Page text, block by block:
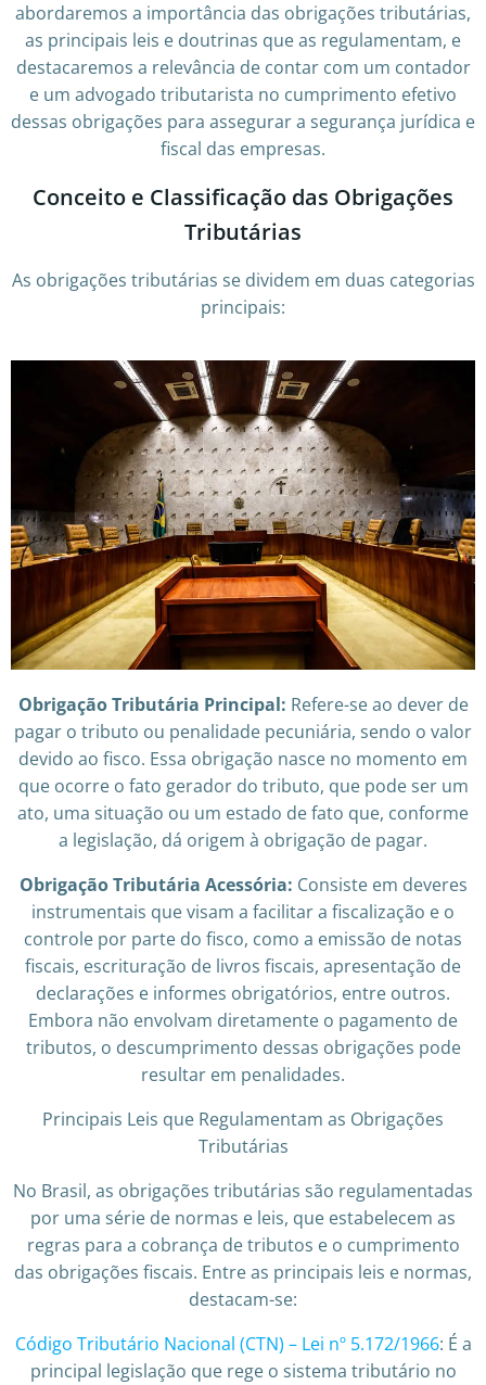
abordaremos a importância das obrigações tributárias,
as principais leis e doutrinas que as regulamentam, e
destacaremos a relevância de contar com um contador
e um advogado tributarista no cumprimento efetivo
dessas obrigações para assegurar a segurança jurídica e
fiscal das empresas.
Conceito e Classificação das Obrigações
Tributárias
As obrigações tributárias se dividem em duas categorias
principais:
Obrigação Tributária Principal: Refere-se ao dever de
pagar o tributo ou penalidade pecuniária, sendo o valor
devido ao fisco. Essa obrigação nasce no momento em
que ocorre o fato gerador do tributo, que pode ser um
ato, uma situação ou um estado de fato que, conforme
a legislação, dá origem à obrigação de pagar.
Obrigação Tributária Acessória: Consiste em deveres
instrumentais que visam a facilitar a fiscalização e o
controle por parte do fisco, como a emissão de notas
fiscais, escrituração de livros fiscais, apresentação de
declarações e informes obrigatórios, entre outros.
Embora não envolvam diretamente o pagamento de
tributos, o descumprimento dessas obrigações pode
resultar em penalidades.
Principais Leis que Regulamentam as Obrigações
Tributárias
No Brasil, as obrigações tributárias são regulamentadas
por uma série de normas e leis, que estabelecem as
regras para a cobrança de tributos e o cumprimento
das obrigações fiscais. Entre as principais leis e normas,
destacam-se:
Código Tributário Nacional (CTN) – Lei nº 5.172/1966: É a
principal legislação que rege o sistema tributário no